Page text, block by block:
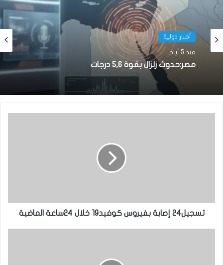
أخبار دولية
منذ 5 أيام
مصر:حدوث زلزال بقوة 5,6 درجات
أخبار دولية
منذ أسبوع واحد
تسجيل24 إصابة بفيروس كوفيد19 خلال 24ساعة الماضية